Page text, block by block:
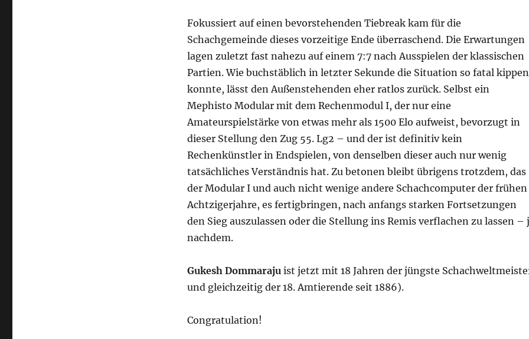
Fokussiert auf einen bevorstehenden Tiebreak kam für die
Schachgemeinde dieses vorzeitige Ende überraschend. Die Erwartungen
lagen zuletzt fast nahezu auf einem 7:7 nach Ausspielen der klassischen
Partien. Wie buchstäblich in letzter Sekunde die Situation so fatal kippen
konnte, lässt den Außenstehenden eher ratlos zurück. Selbst ein
Mephisto Modular mit dem Rechenmodul I, der nur eine
Amateurspielstärke von etwas mehr als 1500 Elo aufweist, bevorzugt in
dieser Stellung den Zug 55. Lg2 – und der ist definitiv kein
Rechenkünstler in Endspielen, von denselben dieser auch nur wenig
tatsächliches Verständnis hat. Zu betonen bleibt übrigens trotzdem, das
der Modular I und auch nicht wenige andere Schachcomputer der frühen
Achtzigerjahre, es fertigbringen, nach anfangs starken Fortsetzungen
den Sieg auszulassen oder die Stellung ins Remis verflachen zu lassen –
nachdem.
Gukesh Dommarajuist jetzt mit 18 Jahren der jüngste
und gleichzeitig der 18. Amtierende seit 1886).
Congratulation!